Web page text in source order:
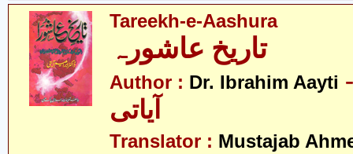
Tareekh-e-Aashura
تاریخ عاشورہ
Author : Dr. Ibrahim Aayti
آیاتی
Translator : Mustajab